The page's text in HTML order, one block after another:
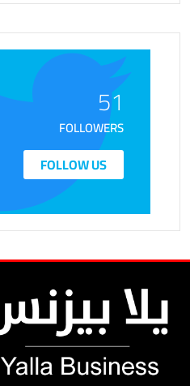
51
FOLLOWERS
FOLLOW US